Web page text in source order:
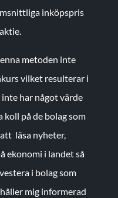
inköpspris
metoden inte
vilket resulterar i
har något värde
på de bolag som
läsa nyheter,
ekonomi i landet så
i bolag som
mig informerad